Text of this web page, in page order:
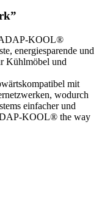
ADAP-KOOL®
energiesparende und
Kühlmöbel und
mit
wodurch
einfacher und
KOOL® the way